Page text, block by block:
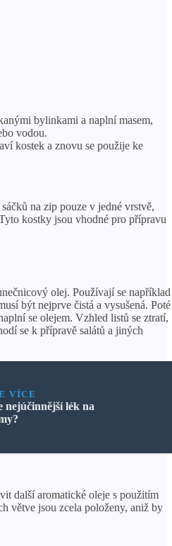
bylinkami a naplní masem,
vodou.
kostek a znovu se použije ke
na zip pouze v jedné vrstvě,
kostky jsou vhodné pro přípravu
olej. Používají se například
být nejprve čistá a vysušená. Poté
se olejem. Vzhled listů se ztratí,
se k přípravě salátů a jiných
VÍCE
nejúčinnější lék na
další aromatické oleje s použitím
větve jsou zcela položeny, aniž by